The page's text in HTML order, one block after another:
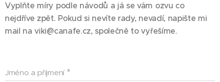
Vyplňte míry podle návodů a já se vám ozvu co
nejdříve zpět. Pokud si nevíte rady, nevadí, napište mi
mail na viki@canafe.cz, společně to vyřešíme.
Jméno a příjmení